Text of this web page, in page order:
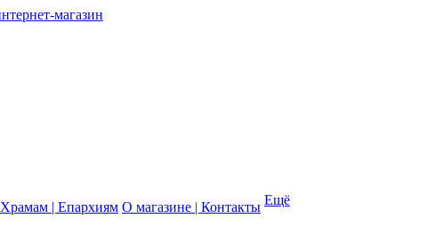
Храмам | Епархиям О магазине | Контакты Ещё